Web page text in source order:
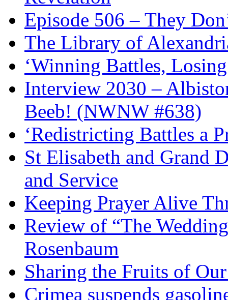
Episode 506 – They
The Library of
‘Winning Battles, Losing
Interview 2030 –
Beeb! (NWNW #638)
‘Redistricting Battles a
St Elisabeth and Grand
and Service
Keeping Prayer Alive
Review of “The
Rosenbaum
Sharing the Fruits of
Crimea suspends